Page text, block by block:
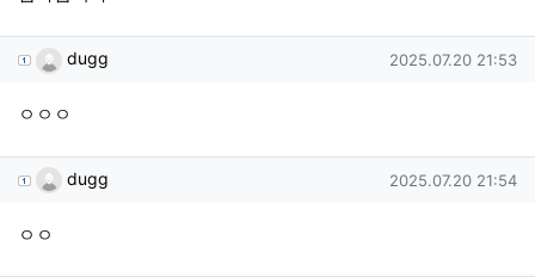
dugg님의 댓글
dugg 작성일
2025.07.20 21:53
ㅇㅇㅇ
dugg님의 댓글
dugg 작성일
2025.07.20 21:54
ㅇㅇ